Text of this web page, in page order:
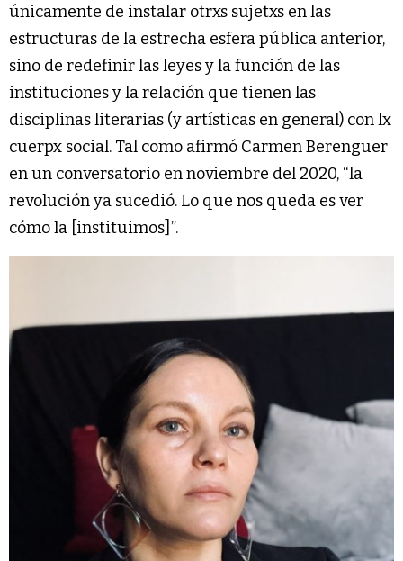
únicamente de instalar otrxs sujetxs en las
estructuras de la estrecha esfera pública anterior,
sino de redefinir las leyes y la función de las
instituciones y la relación que tienen las
disciplinas literarias (y artísticas en general) con lx
cuerpx social. Tal como afirmó Carmen Berenguer
en un conversatorio en noviembre del 2020, “la
revolución ya sucedió. Lo que nos queda es ver
cómo la [instituimos]”.